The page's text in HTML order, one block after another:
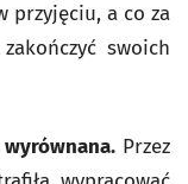
przyjęciu, a co za
swoich
Przez